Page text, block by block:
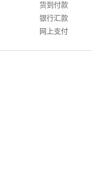
货到付款
银行汇款
网上支付